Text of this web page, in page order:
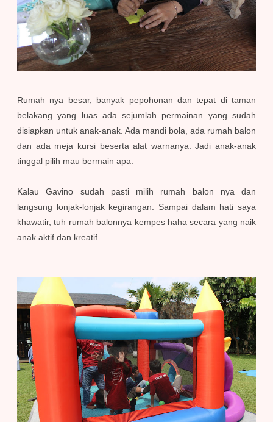
Rumah nya besar, banyak pepohonan dan tepat di taman
belakang yang luas ada sejumlah permainan yang sudah
disiapkan untuk anak-anak. Ada mandi bola, ada rumah balon
dan ada meja kursi beserta alat warnanya. Jadi anak-anak
tinggal pilih mau bermain apa.
Kalau Gavino sudah pasti milih rumah balon nya dan
langsung lonjak-lonjak kegirangan. Sampai dalam hati saya
khawatir, tuh rumah balonnya kempes haha secara yang naik
anak aktif dan kreatif.